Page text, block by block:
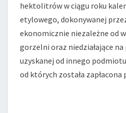
hektolitrów w ciągu roku
etylowego, dokonywanej
ekonomicznie niezależne od
gorzelni oraz niedziałające
uzyskanej od innego
od których została zapłacona